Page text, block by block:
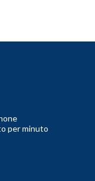
per minuto